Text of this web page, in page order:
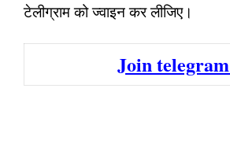
टेलीग्राम को ज्वाइन कर लीजिए।
Join telegram